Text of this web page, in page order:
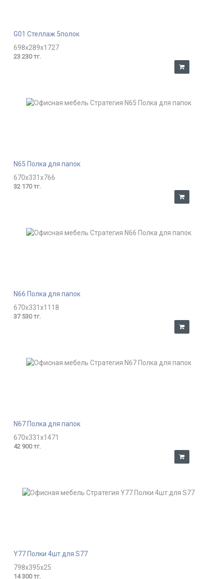
G01 Стеллаж 5полок
698x289x1727
23 230 тг.
N65 Полка для папок
670x331x766
32 170 тг.
N66 Полка для папок
670x331x1118
37 530 тг.
N67 Полка для папок
670x331x1471
42 900 тг.
Y77 Полки 4шт.для S77
798x395x25
14 300 тг.